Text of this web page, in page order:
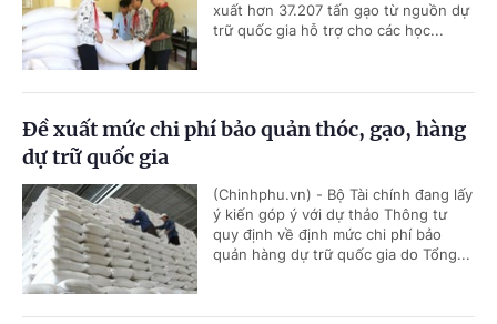
xuất hơn 37.207 tấn gạo từ nguồn dự
trữ quốc gia hỗ trợ cho các học...
Đề xuất mức chi phí bảo quản thóc, gạo, hàng
dự trữ quốc gia
(Chinhphu.vn) - Bộ Tài chính đang lấy
ý kiến góp ý với dự thảo Thông tư
quy định về định mức chi phí bảo
quản hàng dự trữ quốc gia do Tổng...